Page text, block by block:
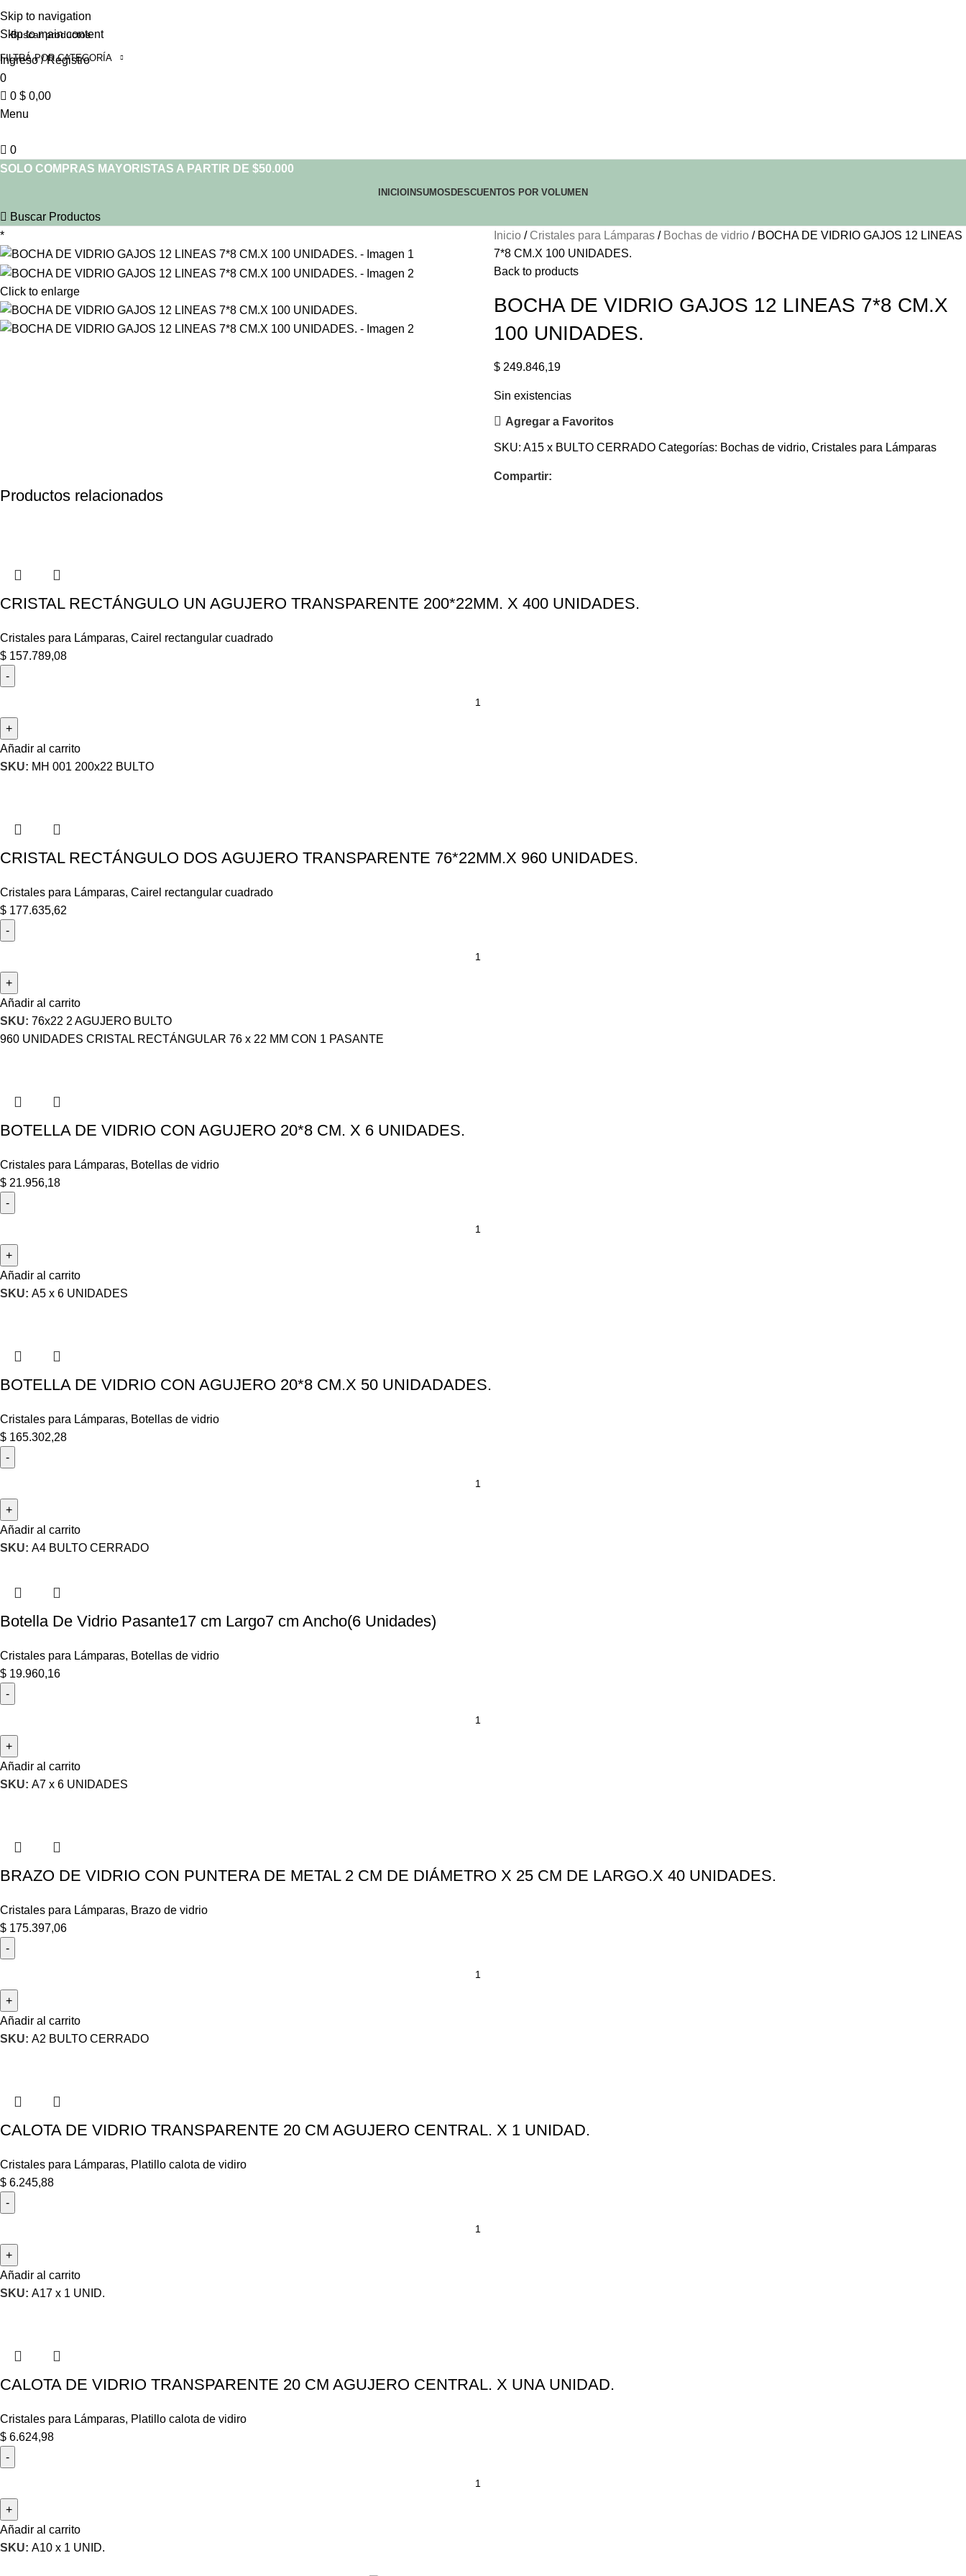
Skip to navigation
Skip to main content
FILTRÁ POR CATEGORÍA
Ingreso / Registro
0
0 $ 0,00
Menu
0
SOLO COMPRAS MAYORISTAS A PARTIR DE $50.000
INICIO INSUMOS DESCUENTOS POR VOLUMEN
Buscar Productos
*
Click to enlarge
Inicio Cristales para Lámparas Bochas de vidrio
BOCHA DE VIDRIO GAJOS 12 LINEAS
7*8 CM.X 100 UNIDADES.
Back to products
BOCHA DE VIDRIO GAJOS 12 LINEAS 7*8 CM.X
100 UNIDADES.
$ 249.846,19
Sin existencias
Agregar a Favoritos
SKU: A15 x BULTO CERRADO Categorías: Bochas de vidrio, Cristales para Lámparas
Compartir:
Productos relacionados
CRISTAL RECTÁNGULO UN AGUJERO TRANSPARENTE 200*22MM. X 400 UNIDADES.
Cristales para Lámparas, Cairel rectangular cuadrado
$ 157.789,08
Añadir al carrito
SKU: MH 001 200x22 BULTO
CRISTAL RECTÁNGULO DOS AGUJERO TRANSPARENTE 76*22MM.X 960 UNIDADES.
Cristales para Lámparas, Cairel rectangular cuadrado
$ 177.635,62
Añadir al carrito
SKU: 76x22 2 AGUJERO BULTO
960 UNIDADES CRISTAL RECTÁNGULAR 76 x 22 MM CON 1 PASANTE
BOTELLA DE VIDRIO CON AGUJERO 20*8 CM. X 6 UNIDADES.
Cristales para Lámparas, Botellas de vidrio
$ 21.956,18
Añadir al carrito
SKU: A5 x 6 UNIDADES
BOTELLA DE VIDRIO CON AGUJERO 20*8 CM.X 50 UNIDADADES.
Cristales para Lámparas, Botellas de vidrio
$ 165.302,28
Añadir al carrito
SKU: A4 BULTO CERRADO
Botella De Vidrio Pasante17 cm Largo7 cm Ancho(6 Unidades)
Cristales para Lámparas, Botellas de vidrio
$ 19.960,16
Añadir al carrito
SKU: A7 x 6 UNIDADES
BRAZO DE VIDRIO CON PUNTERA DE METAL 2 CM DE DIÁMETRO X 25 CM DE LARGO.X 40 UNIDADES.
Cristales para Lámparas, Brazo de vidrio
$ 175.397,06
Añadir al carrito
SKU: A2 BULTO CERRADO
CALOTA DE VIDRIO TRANSPARENTE 20 CM AGUJERO CENTRAL. X 1 UNIDAD.
Cristales para Lámparas, Platillo calota de vidiro
$ 6.245,88
Añadir al carrito
SKU: A17 x 1 UNID.
CALOTA DE VIDRIO TRANSPARENTE 20 CM AGUJERO CENTRAL. X UNA UNIDAD.
Cristales para Lámparas, Platillo calota de vidiro
$ 6.624,98
Añadir al carrito
SKU: A10 x 1 UNID.